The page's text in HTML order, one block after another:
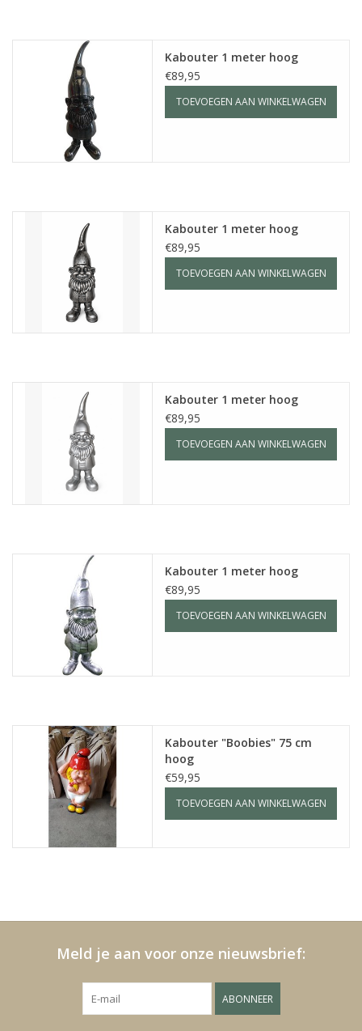
Kabouter 1 meter hoog
€89,95
TOEVOEGEN AAN WINKELWAGEN
Kabouter 1 meter hoog
€89,95
TOEVOEGEN AAN WINKELWAGEN
Kabouter 1 meter hoog
€89,95
TOEVOEGEN AAN WINKELWAGEN
Kabouter 1 meter hoog
€89,95
TOEVOEGEN AAN WINKELWAGEN
Kabouter "Boobies" 75 cm
hoog
€59,95
TOEVOEGEN AAN WINKELWAGEN
Meld je aan voor onze nieuwsbrief:
ABONNEER